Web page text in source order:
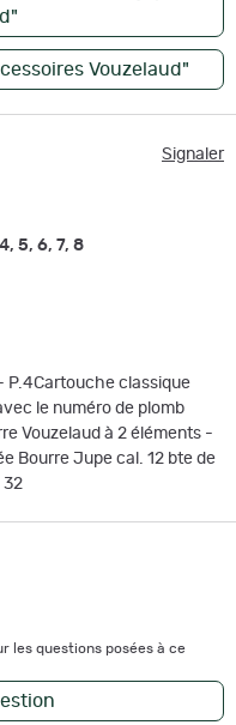
Vouzelaud"
Signaler
4, 5, 6, 7, 8
P.4Cartouche classique
le numéro de plomb
Vouzelaud à 2 éléments -
Bourre Jupe cal. 12 bte de
32
les questions posées à ce